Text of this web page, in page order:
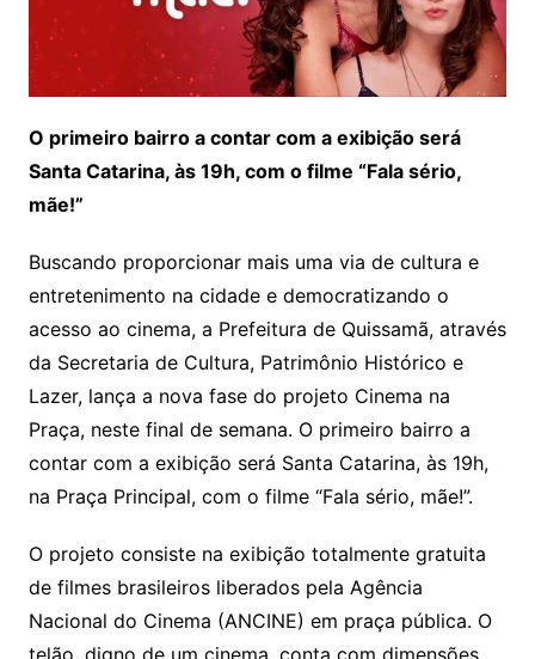
O primeiro bairro a contar com a exibição será
Santa Catarina, às 19h, com o filme “Fala sério,
mãe!”
Buscando proporcionar mais uma via de cultura e
entretenimento na cidade e democratizando o
acesso ao cinema, a Prefeitura de Quissamã, através
da Secretaria de Cultura, Patrimônio Histórico e
Lazer, lança a nova fase do projeto Cinema na
Praça, neste final de semana. O primeiro bairro a
contar com a exibição será Santa Catarina, às 19h,
na Praça Principal, com o filme “Fala sério, mãe!”.
O projeto consiste na exibição totalmente gratuita
de filmes brasileiros liberados pela Agência
Nacional do Cinema (ANCINE) em praça pública. O
telão, digno de um cinema, conta com dimensões